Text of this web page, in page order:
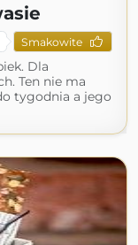
Smakowite
Dla
Ten nie ma
tygodnia a jego